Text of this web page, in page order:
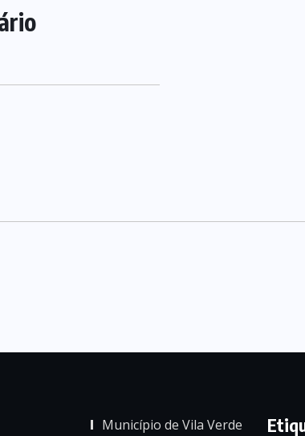
Município de Vila Verde